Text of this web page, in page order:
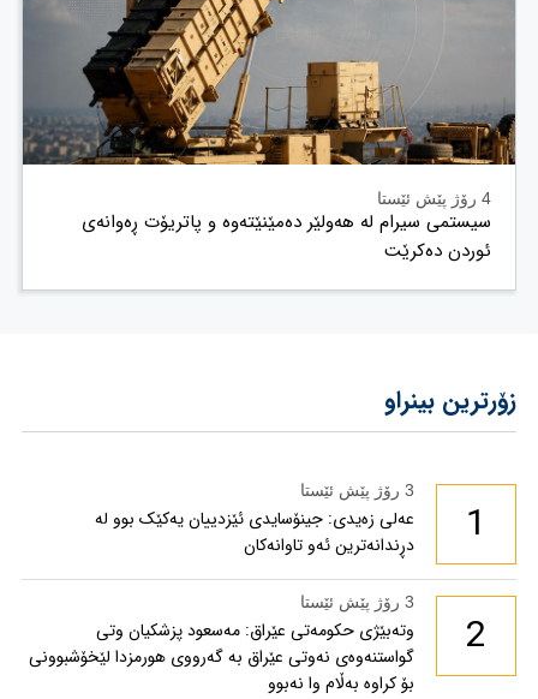
4 رۆژ پێش ئێستا
سیستمی سیرام لە هەولێر دەمێنێتەوە و پاتریۆت ڕەوانەی
ئوردن دەکرێت
زۆرترین بینراو
1
3 رۆژ پێش ئێستا
عەلی زەیدی: جینۆسایدی ئێزدییان یەکێک بوو لە
دڕندانەترین ئەو تاوانەکان
2
3 رۆژ پێش ئێستا
وتەبێژی حکومەتی عێراق: مەسعود پزشكیان وتی
گواستنەوەی نەوتی عێراق بە گەرووی هورمزدا لێخۆشبوونی
بۆ كراوە بەڵام وا نەبوو